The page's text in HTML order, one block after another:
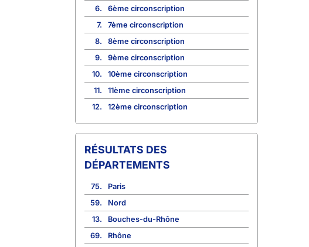
6.
6ème circonscription
7.
7ème circonscription
8.
8ème circonscription
9.
9ème circonscription
10.
10ème circonscription
11.
11ème circonscription
12.
12ème circonscription
RÉSULTATS DES
DÉPARTEMENTS
75.
Paris
59.
Nord
13.
Bouches-du-Rhône
69.
Rhône